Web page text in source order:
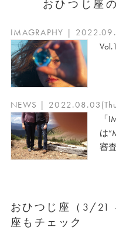
おひつじ座
IMAGRAPHY |
NEWS |
「
は
審
おひつじ座（3/21
座もチェック